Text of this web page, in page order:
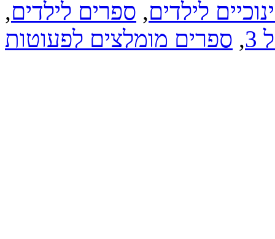
לילדים, ספרים לילדים,
, ספרים מומלצים לפעוטות